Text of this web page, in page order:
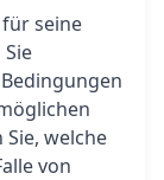
seine
welche
von